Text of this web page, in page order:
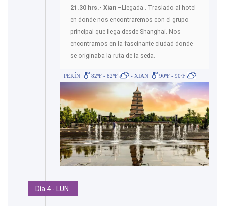
21.30 hrs.- Xian –Llegada-. Traslado al hotel
en donde nos encontraremos con el grupo
principal que llega desde Shanghai. Nos
encontramos en la fascinante ciudad donde
se originaba la ruta de la seda.
PEKÍN 82ºF - 82ºF - XIAN 90ºF - 90ºF
Día 4 - LUN.